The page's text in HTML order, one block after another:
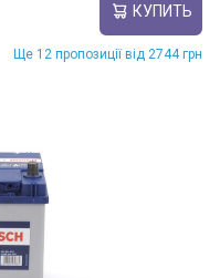
КУПИТЬ
Ще 12 пропозиції від 2744 грн